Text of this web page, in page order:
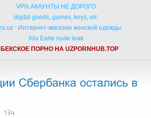
VPN АКАУНТЫ НЕ ДОРОГО
digital goods, games, keys, etc
- Интернет-магазин женской одежды
Alix Earle nude leak
ПОРНО НА UZPORNHUB.TOP
134